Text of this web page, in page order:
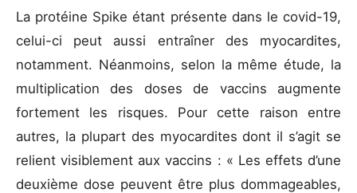
La protéine Spike étant présente dans le covid-19,
celui-ci peut aussi entraîner des myocardites,
notamment. Néanmoins, selon la même étude, la
multiplication des doses de vaccins augmente
fortement les risques. Pour cette raison entre
autres, la plupart des myocardites dont il s’agit se
relient visiblement aux vaccins : « Les effets d’une
deuxième dose peuvent être plus dommageables,